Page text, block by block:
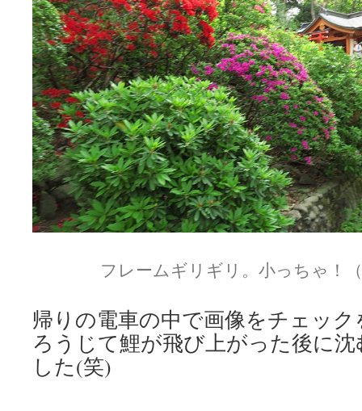
フレームギリギリ。小っちゃ！
帰りの電車の中で画像をチェッ
ろうじて鯉が飛び上がった後に
した(笑)